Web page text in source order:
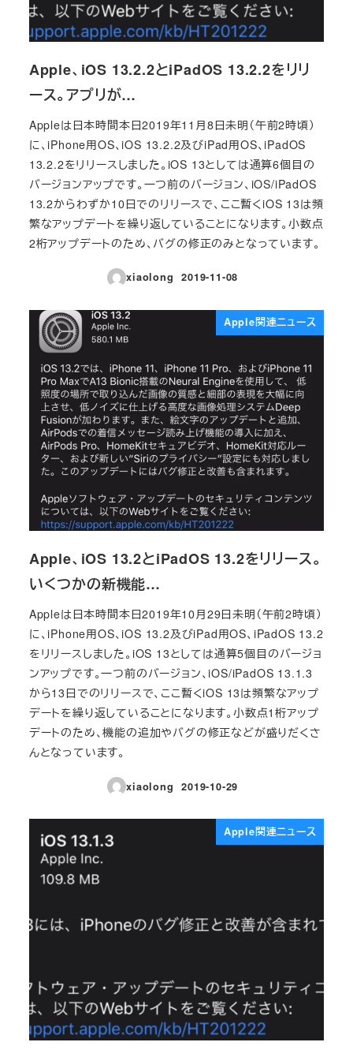
Apple、iOS 13.2.2とiPadOS 13.2.2をリリ
ース。アプリが…
Appleは日本時間本日2019年11月8日未明（午前2時頃）
に、iPhone用OS、iOS 13.2.2及びiPad用OS、iPadOS
13.2.2をリリースしました。iOS 13としては通算6個目の
バージョンアップです。一つ前のバージョン、iOS/iPadOS
13.2からわずか10日でのリリースで、ここ暫くiOS 13は頻
繁なアップデートを繰り返していることになります。小数点
2桁アップデートのため、バグの修正のみとなっています。
xiaolong
投稿日
2019-11-08
Apple関連ニュース
Apple、iOS 13.2とiPadOS 13.2をリリース。
いくつかの新機能…
Appleは日本時間本日2019年10月29日未明（午前2時頃）
に、iPhone用OS、iOS 13.2及びiPad用OS、iPadOS 13.2
をリリースしました。iOS 13としては通算5個目のバージョ
ンアップです。一つ前のバージョン、iOS/iPadOS 13.1.3
から13日でのリリースで、ここ暫くiOS 13は頻繁なアップ
デートを繰り返していることになります。小数点1桁アップ
デートのため、機能の追加やバグの修正などが盛りだくさ
んとなっています。
xiaolong
投稿日
2019-10-29
Apple関連ニュース